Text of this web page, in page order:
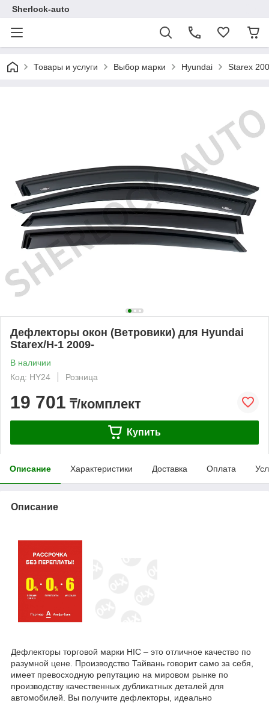
Sherlock-auto
Товары и услуги Выбор марки Hyundai Starex
Дефлекторы окон (Ветровики) для Hyundai
Starex/H-1 2009-
В наличии
Код: HY24
Розница
19 701 ₸/комплект
Купить
Описание Характеристики Доставка Оплата
Описание
Дефлекторы торговой марки HIC – это отличное качество по
разумной цене. Производство Тайвань говорит само за себя,
имеет превосходную репутацию на мировом рынке по
производству качественных дубликатных деталей для
автомобилей. Вы получите дефлекторы, идеально